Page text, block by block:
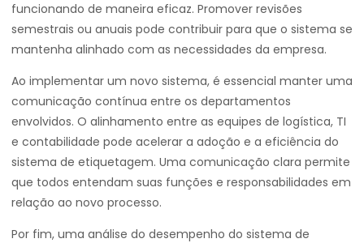
funcionando de maneira eficaz. Promover revisões
semestrais ou anuais pode contribuir para que o sistema se
mantenha alinhado com as necessidades da empresa.
Ao implementar um novo sistema, é essencial manter uma
comunicação contínua entre os departamentos
envolvidos. O alinhamento entre as equipes de logística, TI
e contabilidade pode acelerar a adoção e a eficiência do
sistema de etiquetagem. Uma comunicação clara permite
que todos entendam suas funções e responsabilidades em
relação ao novo processo.
Por fim, uma análise do desempenho do sistema de